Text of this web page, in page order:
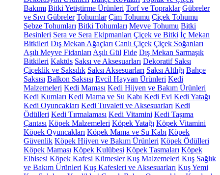
Bakımı Bitki Yetiştirme Ürünleri Torf ve Topraklar Gübreler
ve Sıvı Gübreler Tohumlar Çim Tohumu Çiçek Tohumu
Sebze Tohumları Bitki Tohumları Meyve Tohumu Bitki
Besinleri Sera ve Sera Ekipmanları Çiçek ve Bitki İç Mekan
Bitkileri Dış Mekan Ağaçları Canlı Çiçek Çiçek Soğanları
Aşılı Meyve Fidanları Aşılı Gül Fide Dış Mekan Sarmaşık
Bitkileri Kaktüs Saksı ve Aksesuarları Dekoratif Saksı
Çiçeklik ve Saksılık Saksı Aksesuarları Saksı Altlığı Bahçe
Saksısı Balkon Saksısı Evcil Hayvan Ürünleri Kedi
Malzemeleri Kedi Maması Kedi Hijyen ve Bakım Ürünleri
Kedi Kumları Kedi Mama ve Su Kabı Kedi Evi Kedi Yatağı
Kedi Oyuncakları Kedi Tuvaleti ve Aksesuarları Kedi
Ödülleri Kedi Tırmalaması Kedi Vitamini Kedi Taşıma
Çantası Köpek Malzemeleri Köpek Yatağı Köpek Vitamini
Köpek Oyuncakları Köpek Mama ve Su Kabı Köpek
Güvenlik Köpek Hijyen ve Bakım Ürünleri Köpek Ödülleri
Köpek Maması Köpek Kulübesi Köpek Tasmaları Köpek
Elbisesi Köpek Kafesi Kümesler Kuş Malzemeleri Kuş Sağlık
ve Bakım Ürünleri Kuş Kafesleri ve Aksesuarları Kuş Yemi